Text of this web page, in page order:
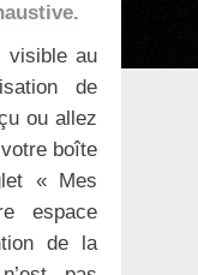
visible au
de
ou allez
boîte
« Mes
espace
de la